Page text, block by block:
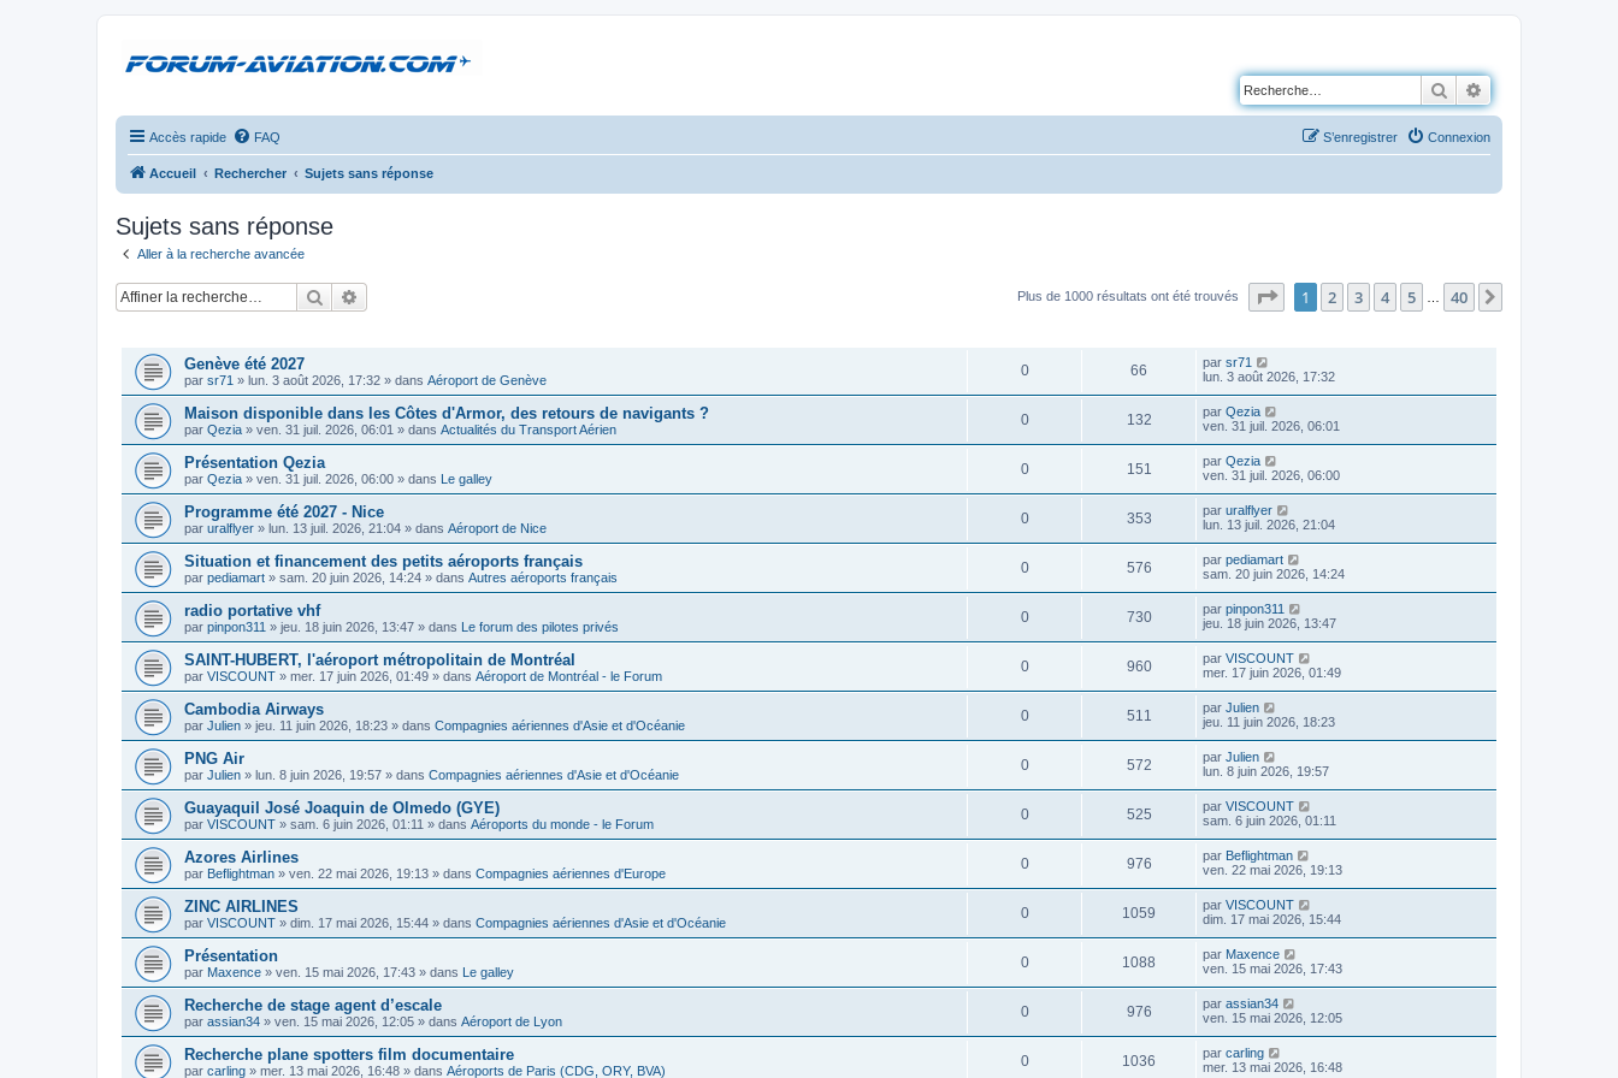
Rechercher
Accès rapide FAQ Connexion
S’enregistrer
Accueil Rechercher Sujets sans réponse
Sujets sans réponse
Aller à la recherche avancée
Rechercher Plus de 1000 résultats ont été trouvés Page sur40
1 2 3 4 5 40
Genève été 2027
par sr71 » lun. 3 août 2026, 17:32 » dans Aéroport de Genève
0 66 par sr71
lun. 3 août 2026, 17:32
Maison disponible dans les Côtes d'Armor, des retours de navigants ?
par Qezia » ven. 31 juil. 2026, 06:01 » dans Actualités du Transport Aérien
0 132 par Qezia
ven. 31 juil. 2026, 06:01
Présentation Qezia
par Qezia » ven. 31 juil. 2026, 06:00 » dans Le galley
0 151 par Qezia
ven. 31 juil. 2026, 06:00
Programme été 2027 - Nice
par uralflyer » lun. 13 juil. 2026, 21:04 » dans Aéroport de Nice
0 353 par uralflyer
lun. 13 juil. 2026, 21:04
Situation et financement des petits aéroports français
par pediamart » sam. 20 juin 2026, 14:24 » dans Autres aéroports français
0 576 par pediamart
sam. 20 juin 2026, 14:24
radio portative vhf
par pinpon311 » jeu. 18 juin 2026, 13:47 » dans Le forum des pilotes privés
0 730 par pinpon311
jeu. 18 juin 2026, 13:47
SAINT-HUBERT, l'aéroport métropolitain de Montréal
par VISCOUNT » mer. 17 juin 2026, 01:49 » dans Aéroport de Montréal - le Forum
0 960 par VISCOUNT
mer. 17 juin 2026, 01:49
Cambodia Airways
par Julien » jeu. 11 juin 2026, 18:23 » dans Compagnies aériennes d'Asie et d'Océanie
0 511 par Julien
jeu. 11 juin 2026, 18:23
PNG Air
par Julien » lun. 8 juin 2026, 19:57 » dans Compagnies aériennes d'Asie et d'Océanie
0 572 par Julien
lun. 8 juin 2026, 19:57
Guayaquil José Joaquin de Olmedo (GYE)
par VISCOUNT » sam. 6 juin 2026, 01:11 » dans Aéroports du monde - le Forum
0 525 par VISCOUNT
sam. 6 juin 2026, 01:11
Azores Airlines
par Beflightman » ven. 22 mai 2026, 19:13 » dans Compagnies aériennes d'Europe
0 976 par Beflightman
ven. 22 mai 2026, 19:13
ZINC AIRLINES
par VISCOUNT » dim. 17 mai 2026, 15:44 » dans Compagnies aériennes d'Asie et d'Océanie
0 1059 par VISCOUNT
dim. 17 mai 2026, 15:44
Présentation
par Maxence » ven. 15 mai 2026, 17:43 » dans Le galley
0 1088 par Maxence
ven. 15 mai 2026, 17:43
Recherche de stage agent d’escale
par assian34 » ven. 15 mai 2026, 12:05 » dans Aéroport de Lyon
0 976 par assian34
ven. 15 mai 2026, 12:05
Recherche plane spotters film documentaire
par carling » mer. 13 mai 2026, 16:48 » dans Aéroports de Paris (CDG, ORY, BVA)
0 1036 par carling
mer. 13 mai 2026, 16:48